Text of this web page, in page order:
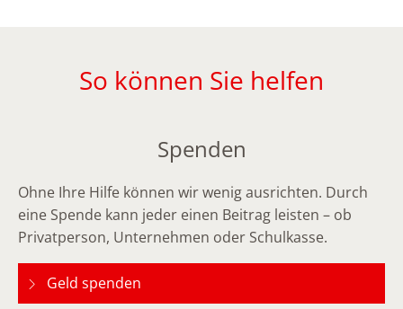
So können Sie helfen
Spenden
Ohne Ihre Hilfe können wir wenig ausrichten. Durch
eine Spende kann jeder einen Beitrag leisten – ob
Privatperson, Unternehmen oder Schulkasse.
Geld spenden